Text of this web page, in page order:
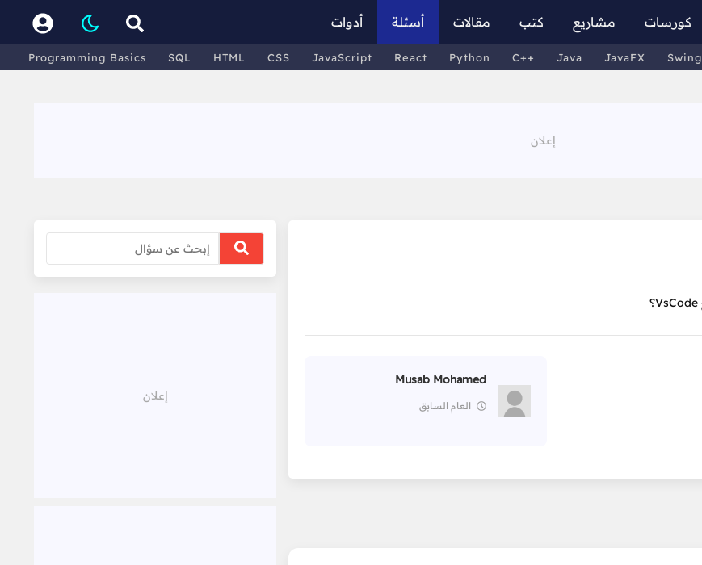
كورسات مشاريع كتب مقالات أسئلة أدوات
Programming Basics SQL HTML CSS JavaScript React Python C++ Java JavaFX Swing
Musab Mohamed
العام السابق